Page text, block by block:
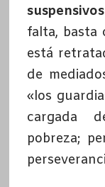
falta, basta
está
de
«los
cargada
pobreza;